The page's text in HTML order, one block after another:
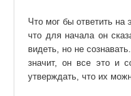
Что мог бы ответить
что для начала он
видеть, но не
значит, он все это и
утверждать, что их